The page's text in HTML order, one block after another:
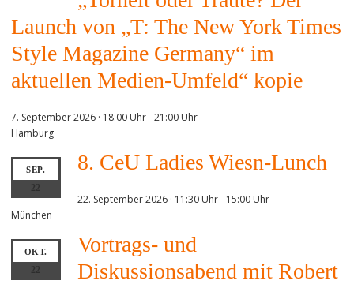
Launch von „T: The New York Times
Style Magazine Germany“ im
aktuellen Medien-Umfeld“ kopie
7. September 2026 · 18:00 Uhr-21:00 Uhr
Hamburg
SEP.
22
8. CeU Ladies Wiesn-Lunch
22. September 2026 · 11:30 Uhr- 15:00 Uhr
München
OKT.
22
Vortrags- und
Diskussionsabend mit Robert